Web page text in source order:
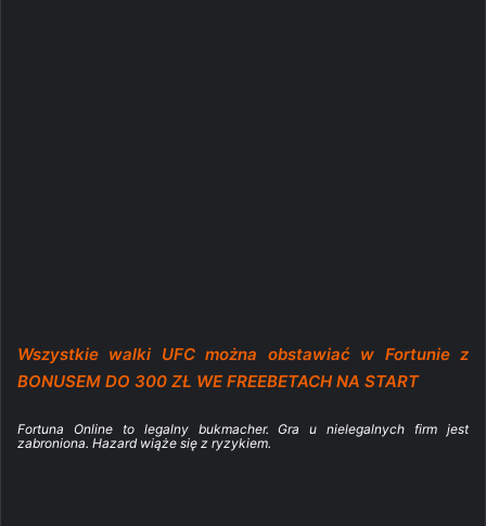
Wszystkie walki UFC można obstawiać w Fortunie z
BONUSEM DO 300 ZŁ WE FREEBETACH NA START
Fortuna Online to legalny bukmacher. Gra u nielegalnych firm jest
zabroniona. Hazard wiąże się z ryzykiem.